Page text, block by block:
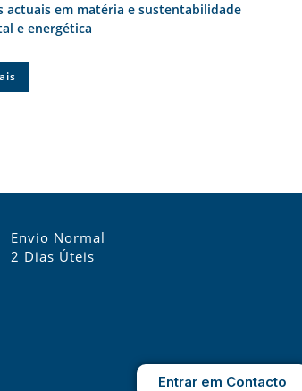
actuais em matéria e sustentabilidade
e energética
Envio Normal
2 Dias Úteis
Entrar em Contacto